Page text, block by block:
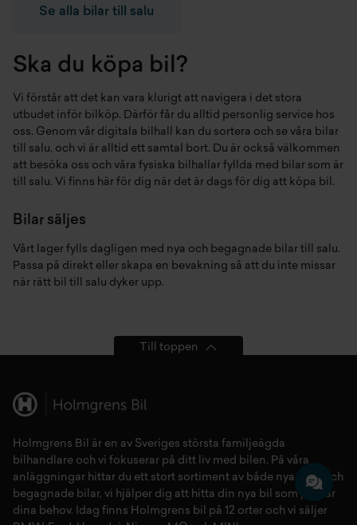
Se alla bilar till salu
Ska du köpa bil?
Vi förstår att det kan vara klurigt att navigera i det stora
utbudet inför bilköp. Därför får du alltid personlig service hos
oss. Genom vår digitala bilhall kan du sortera och se våra bilar
till salu, och vi är alltid ett samtal bort. Du är också välkommen
att besöka oss och våra fysiska bilhallar fyllda med bilar som är
till salu. Vi finns här för dig när det är dags för dig att köpa bil.
Bilar säljes
Vårt lager fylls dagligen med nya och begagnade bilar till salu.
Passa på direkt eller skapa en bevakning så att du inte missar
när rätt bil till salu dyker upp.
Till toppen
Holmgrens Bil är en av Sveriges största familjeägda
bilhandlare och vi fokuserar på ditt liv med bilen. På våra
anläggningar hittar du ett stort sortiment av både nya bilaroch
begagnade bilar, vi hjälper dig att hitta din nya bil som passar
dina behov. Idag finns Holmgrens bil på 12 orter och vi säljer